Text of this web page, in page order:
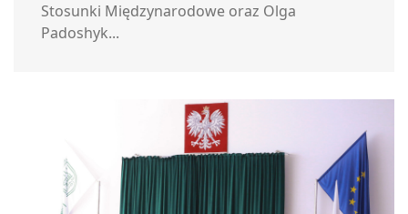
Stosunki Międzynarodowe oraz Olga
Padoshyk...